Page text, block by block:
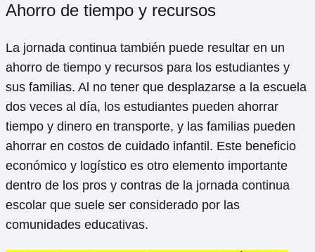
Ahorro de tiempo y recursos
La jornada continua también puede resultar en un
ahorro de tiempo y recursos para los estudiantes y
sus familias. Al no tener que desplazarse a la escuela
dos veces al día, los estudiantes pueden ahorrar
tiempo y dinero en transporte, y las familias pueden
ahorrar en costos de cuidado infantil. Este beneficio
económico y logístico es otro elemento importante
dentro de los pros y contras de la jornada continua
escolar que suele ser considerado por las
comunidades educativas.